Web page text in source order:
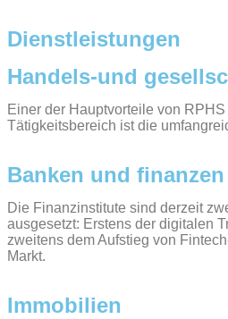
Dienstleistungen
Handels-und
Einer der Hauptvorteile von
Tätigkeitsbereich ist die
Banken und finanzen
Die Finanzinstitute sind derzeit
ausgesetzt: Erstens der digitalen
zweitens dem Aufstieg von
Markt.
Immobilien